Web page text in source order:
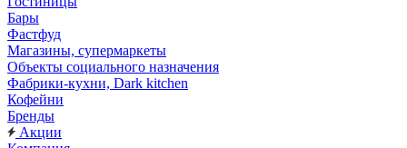
Бары
Фастфуд
Магазины, супермаркеты
Объекты социального назначения
Фабрики-кухни, Dark kitchen
Кофейни
Бренды
Акции